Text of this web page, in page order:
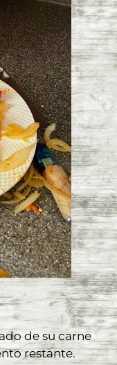
de su carne
restante.